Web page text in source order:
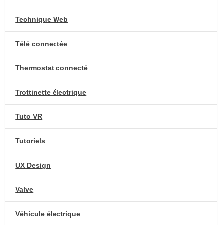
Technique Web
Télé connectée
Thermostat connecté
Trottinette électrique
Tuto VR
Tutoriels
UX Design
Valve
Véhicule électrique